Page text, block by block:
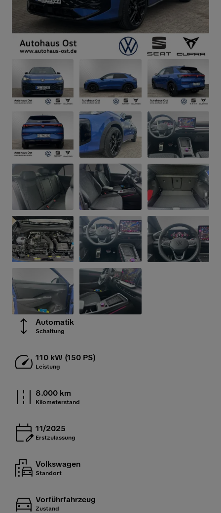
Automatik
Schaltung
110 kW (150 PS)
Leistung
8.000 km
Kilometerstand
11/2025
Erstzulassung
Volkswagen
Standort
Vorführfahrzeug
Zustand